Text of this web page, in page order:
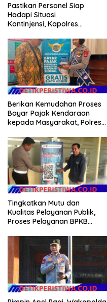
Pastikan Personel Siap
Hadapi Situasi
Kontinjensi, Kapolres
Almatsus dan Simulasi Taktis
Dalmas
Berikan Kemudahan Proses
Bayar Pajak Kendaraan
kepada Masyarakat, Polres
SosialisasikanAplikasi Signal
Samsat
Tingkatkan Mutu dan
Kualitas Pelayanan Publik,
Proses Pelayanan BPKB
Cepat dan Transparan